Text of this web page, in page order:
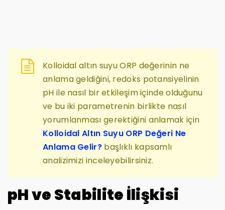
Kolloidal altın suyu ORP değerinin ne
anlama geldiğini, redoks potansiyelinin
pH ile nasıl bir etkileşim içinde olduğunu
ve bu iki parametrenin birlikte nasıl
yorumlanması gerektiğini anlamak için
Kolloidal Altın Suyu ORP Değeri Ne
Anlama Gelir?başlıklı kapsamlı
analizimizi inceleyebilirsiniz.
pH ve Stabilite İlişkisi